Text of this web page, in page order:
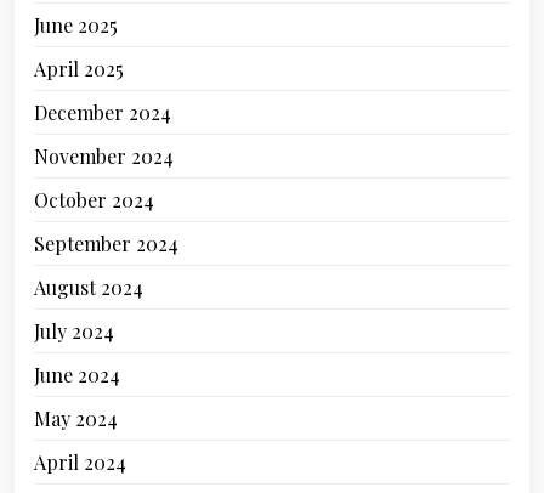
June 2025
April 2025
December 2024
November 2024
October 2024
September 2024
August 2024
July 2024
June 2024
May 2024
April 2024